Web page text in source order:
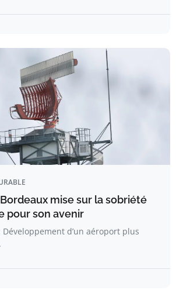
mise sur la sobriété
pour son avenir
Développement d’un aéroport plus